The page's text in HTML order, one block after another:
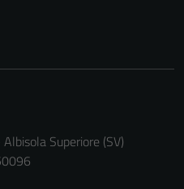
Superiore (SV)